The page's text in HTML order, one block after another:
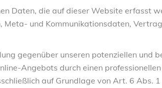
Daten, die auf dieser Website erfasst
Meta- und Kommunikationsdaten,
gegenüber unseren potenziellen und
Angebots durch einen
auf Grundlage von Art. 6 Abs.